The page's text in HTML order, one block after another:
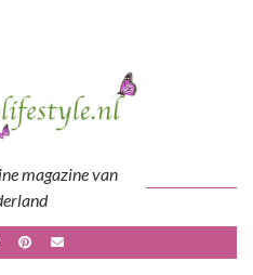
magazine van